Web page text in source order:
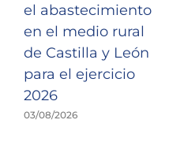
el abastecimiento
en el medio rural
de Castilla y León
para el ejercicio
2026
03/08/2026